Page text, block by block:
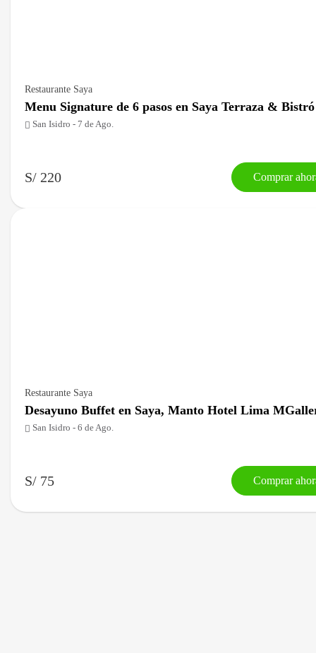
Restaurante Saya
Menu Signature de 6 pasos en Saya Terraza & Bistró
San Isidro - 7 de Ago.
S/ 220 Comprar
Restaurante Saya
Desayuno Buffet en Saya, Manto Hotel Lima
San Isidro - 6 de Ago.
S/ 75 Comprar